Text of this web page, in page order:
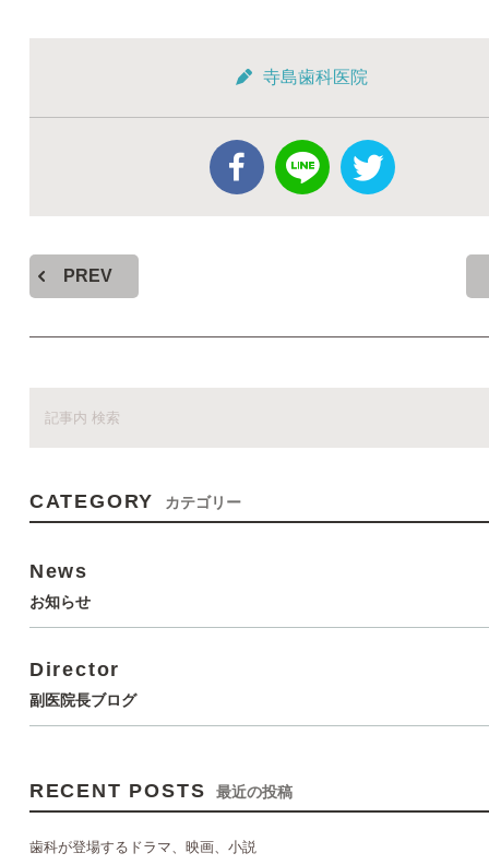
寺島歯科医院
PREV
CATEGORY カテゴリー
News
お知らせ
Director
副医院長ブログ
RECENT POSTS 最近の投稿
歯科が登場するドラマ、映画、小説